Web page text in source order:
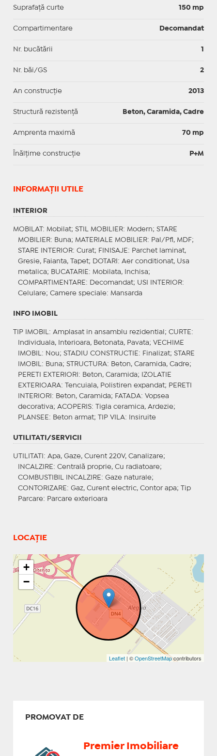
Suprafaţă curte 150 mp
Compartimentare Decomandat
Nr. bucătării 1
Nr. băi/GS 2
An construcție 2013
Structură rezistență Beton, Caramida, Cadre
Amprenta maximă 70 mp
Înălțime construcție P+M
INFORMAŢII UTILE
INTERIOR
MOBILAT : Mobilat; STIL MOBILIER: Modern; STARE
MOBILIER: Buna; MATERIALE MOBILIER: Pal/Pfl, MDF;
STARE INTERIOR: Curat; FINISAJE : Parchet laminat,
Gresie, Faianta, Tapet;
DOTARI : Aer conditionat, Usa
metalica; BUCATARIE : Mobilata, Inchisa;
COMPARTIMENTARE : Decomandat; USI INTERIOR:
Celulare; Camere speciale: Mansarda
INFO IMOBIL
TIP IMOBIL : Amplasat in ansamblu rezidential; CURTE :
Individuala, Interioara, Betonata, Pavata; VECHIME
IMOBIL : Nou; STADIU CONSTRUCTIE : Finalizat; STARE
IMOBIL : Buna; STRUCTURA: Beton, Caramida, Cadre;
PERETI EXTERIORI : Beton, Caramida;
IZOLATIE
EXTERIOARA: Tencuiala, Polistiren expandat; PERETI
INTERIORI : Beton, Caramida; FATADA: Vopsea
decorativa; ACOPERIS: Tigla ceramica, Ardezie;
PLANSEE : Beton armat; TIP VILA: Insiruite
UTILITATI/SERVICII
UTILITATI : Apa, Gaze, Curent 220V, Canalizare;
INCALZIRE : Centrală proprie, Cu radiatoare;
COMBUSTIBIL INCALZIRE : Gaze naturale;
CONTORIZARE : Gaz, Curent electric, Contor apa;
Tip
Parcare: Parcare exterioara
LOCAȚIE
+
−
Leaflet | ©OpenStreetMapcontributors
PROMOVAT DE
Premier Imobiliare